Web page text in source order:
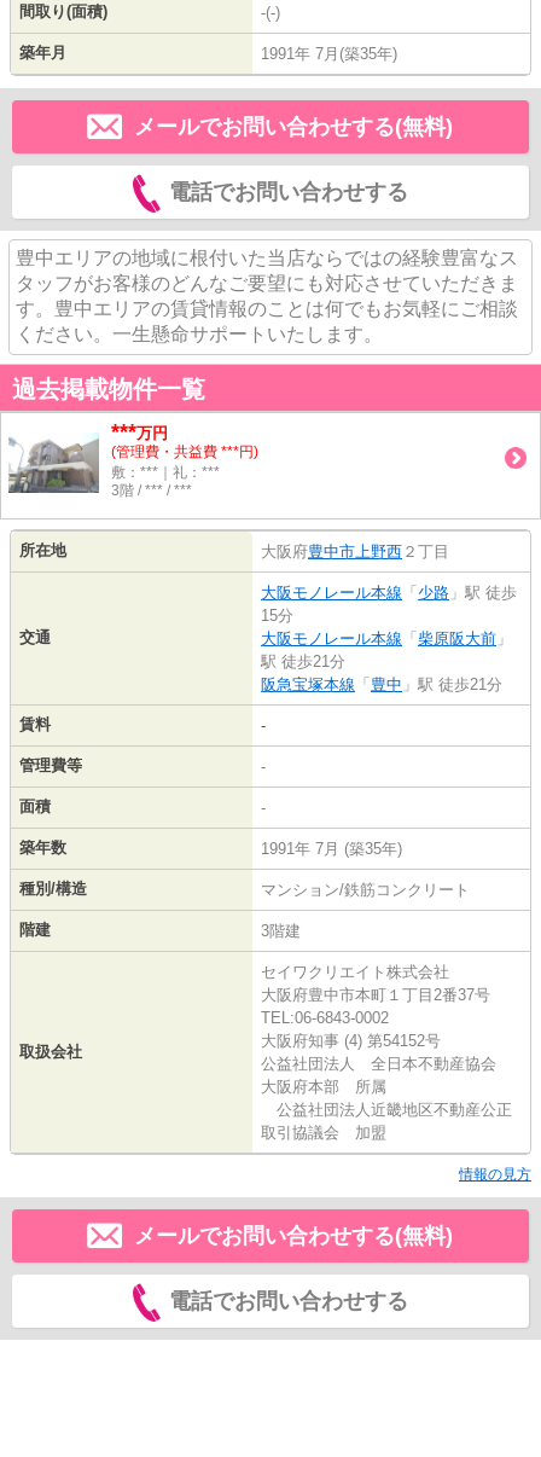
間取り(面積) -(-)
築年月 1991年 7月(築35年)
メールでお問い合わせする(無料)
電話でお問い合わせする
豊中エリアの地域に根付いた当店ならではの経験豊富なス
タッフがお客様のどんなご要望にも対応させていただきま
す。豊中エリアの賃貸情報のことは何でもお気軽にご相談
ください。一生懸命サポートいたします。
過去掲載物件一覧
***万円
(管理費・共益費 ***円)
敷：***｜礼：***
3階 / *** / ***
所在地 大阪府豊中市 上野西 ２丁目
交通
大阪モノレール本線 「 少路 」駅 徒歩
15分
大阪モノレール本線 「 柴原阪大前 」
駅 徒歩21分
阪急宝塚本線 「 豊中 」駅 徒歩21分
賃料 -
管理費等 -
面積 -
築年数 1991年 7月 (築35年)
種別/構造 マンション/鉄筋コンクリート
階建 3階建
取扱会社
セイワクリエイト株式会社
大阪府豊中市本町１丁目2番37号
TEL:06-6843-0002
大阪府知事 (4) 第54152号
公益社団法人 全日本不動産協会
大阪府本部 所属
公益社団法人近畿地区不動産公正
取引協議会 加盟
情報の見方
メールでお問い合わせする(無料)
電話でお問い合わせする